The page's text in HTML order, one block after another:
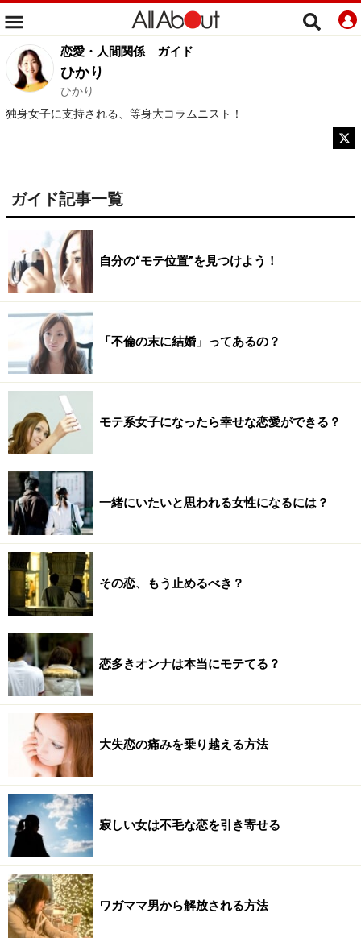
恋愛・人間関係 ガイド
ひかり
ひかり
独身女子に支持される、等身大コラムニスト！
ガイド記事一覧
自分の“モテ位置”を見つけよう！
「不倫の末に結婚」ってあるの？
モテ系女子になったら幸せな恋愛ができる？
一緒にいたいと思われる女性になるには？
その恋、もう止めるべき？
恋多きオンナは本当にモテてる？
大失恋の痛みを乗り越える方法
寂しい女は不毛な恋を引き寄せる
ワガママ男から解放される方法